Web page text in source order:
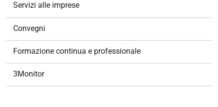
Servizi alle imprese
Convegni
Formazione continua e professionale
3Monitor